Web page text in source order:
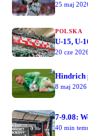
25 maj
POLSKA
U-15, U-
20 cze
Hindrich
8 maj 2026
7-9.08:
40 min